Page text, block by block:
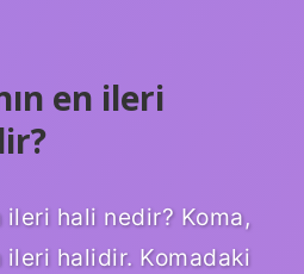
en ileri
ileri hali nedir? Koma,
ileri halidir. Komadaki